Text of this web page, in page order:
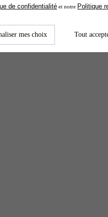
les plus
de confidentialité et notre Politique
mes choix Tout